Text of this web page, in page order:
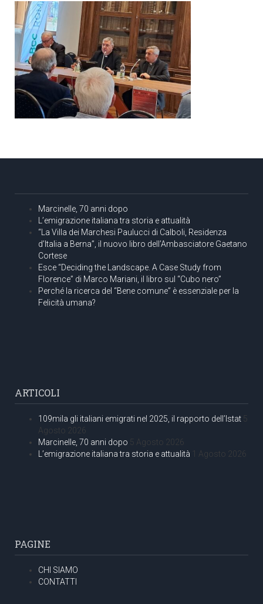
Marcinelle, 70 anni dopo
L’emigrazione italiana tra storia e attualità
“La Villa dei Marchesi Paulucci di Calboli, Residenza
d’Italia a Berna”, il nuovo libro dell’Ambasciatore Gaetano
Cortese
Esce “Deciding the Landscape. A Case Study from
Florence” di Marco Mariani, il libro sul “Cubo nero”
Perché la ricerca del “Bene comune” è essenziale per la
Felicità umana?
ARTICOLI
109mila gli italiani emigrati nel 2025, il rapporto dell’Istat 5
Agosto 2026
Marcinelle, 70 anni dopo 5 Agosto 2026
L’emigrazione italiana tra storia e attualità 1 Agosto 2026
PAGINE
CHI SIAMO
CONTATTI